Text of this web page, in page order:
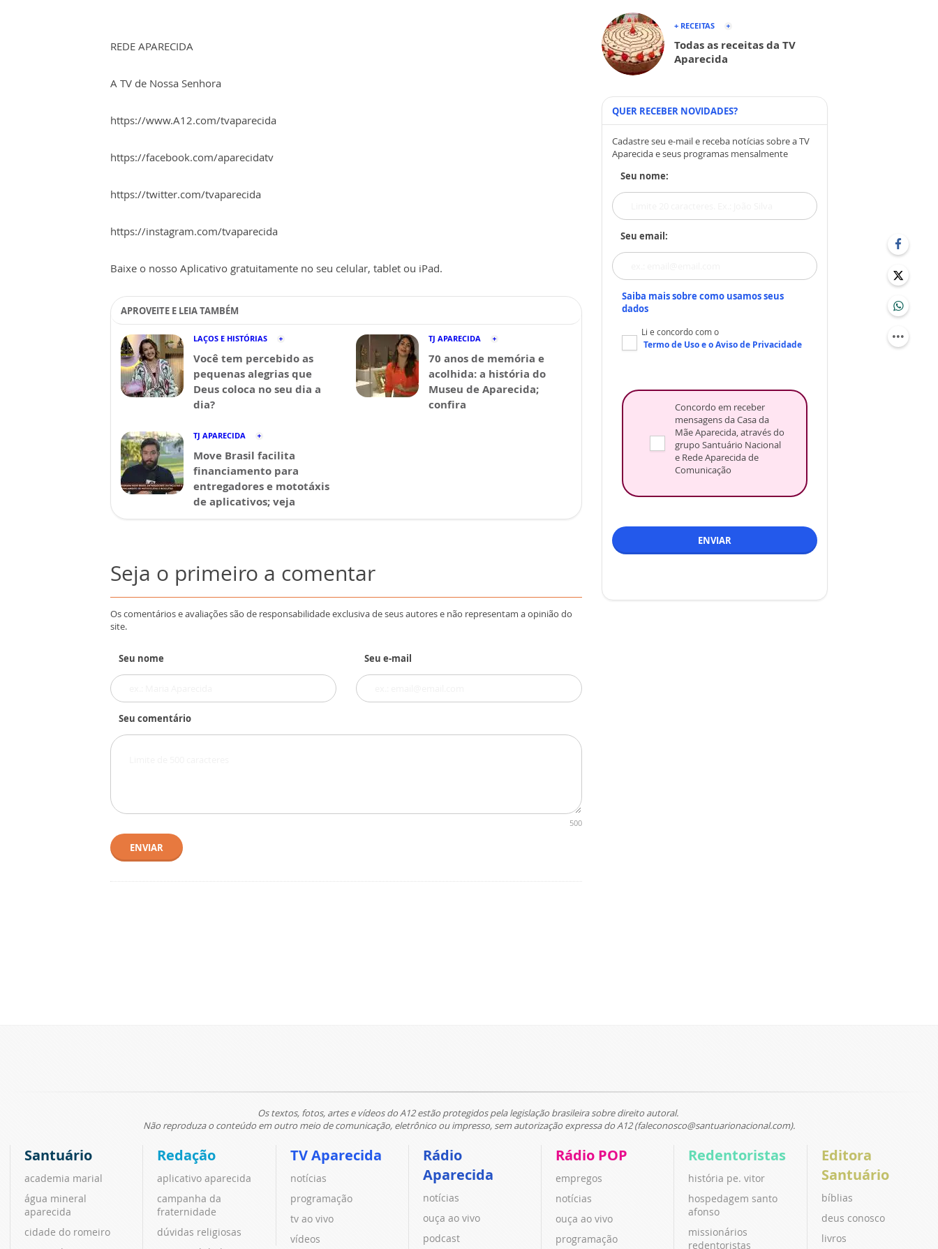
REDE APARECIDA
A TV de Nossa Senhora
https://www.A12.com/tvaparecida
https://facebook.com/aparecidatv
https://twitter.com/tvaparecida
https://instagram.com/tvaparecida
Baixe o nosso Aplicativo gratuitamente no seu celular, tablet ou iPad.
APROVEITE E LEIA TAMBÉM
LAÇOS E HISTÓRIAS
Você tem percebido as
pequenas alegrias que
Deus coloca no seu dia a
dia?
TJ APARECIDA
70 anos de memória e
acolhida: a história do
Museu de Aparecida;
confira
TJ APARECIDA
Move Brasil facilita
financiamento para
entregadores e mototáxis
de aplicativos; veja
Seja o primeiro a comentar
Os comentários e avaliações são de responsabilidade exclusiva de seus autores e não representam a opinião do
site.
Seu nome Seu e-mail
Seu comentário
500
ENVIAR
+ RECEITAS
Todas as receitas da TV
Aparecida
QUER RECEBER NOVIDADES?
Cadastre seu e-mail e receba notícias sobre a TV
Aparecida e seus programas mensalmente
Seu nome:
Seu email:
Saiba mais sobre como usamos seus
dados
Li e concordo com o
Termo de Usoe oAviso de Privacidade
Concordo em receber
mensagens da Casa da
Mãe Aparecida, através do
grupo Santuário Nacional
e Rede Aparecida de
Comunicação
ENVIAR
Os textos, fotos, artes e vídeos do A12 estão protegidos pela legislação brasileira sobre direito autoral.
Não reproduza o conteúdo em outro meio de comunicação, eletrônico ou impresso, sem autorização expressa do A12 (faleconosco@santuarionacional.com).
Santuário
academia marial
água mineral
aparecida
cidade do romeiro
Redação
aplicativo aparecida
campanha da
fraternidade
dúvidas religiosas
TV Aparecida
notícias
programação
tv ao vivo
vídeos
Rádio
Aparecida
notícias
ouça ao vivo
podcast
Rádio POP
empregos
notícias
ouça ao vivo
programação
Redentoristas
história pe. vitor
hospedagem santo
afonso
missionários
redentoristas
Editora
Santuário
bíblias
deus conosco
livros